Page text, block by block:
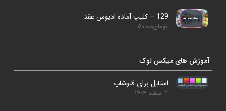
129 – کلیپ آماده ادیوس عقد
تومان50,000
آموزش های میکس لوک
استایل برای فتوشاپ
3 اسفند 1404